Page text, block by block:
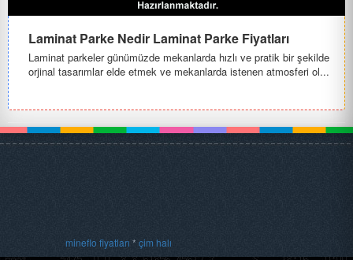
Laminat Parke Nedir Laminat Parke Fiyatları
Laminat parkeler günümüzde mekanlarda hızlı ve pratik bir şekilde
orjinal tasarımlar elde etmek ve mekanlarda istenen atmosferi ol...
mineflo fiyatları * çim halı